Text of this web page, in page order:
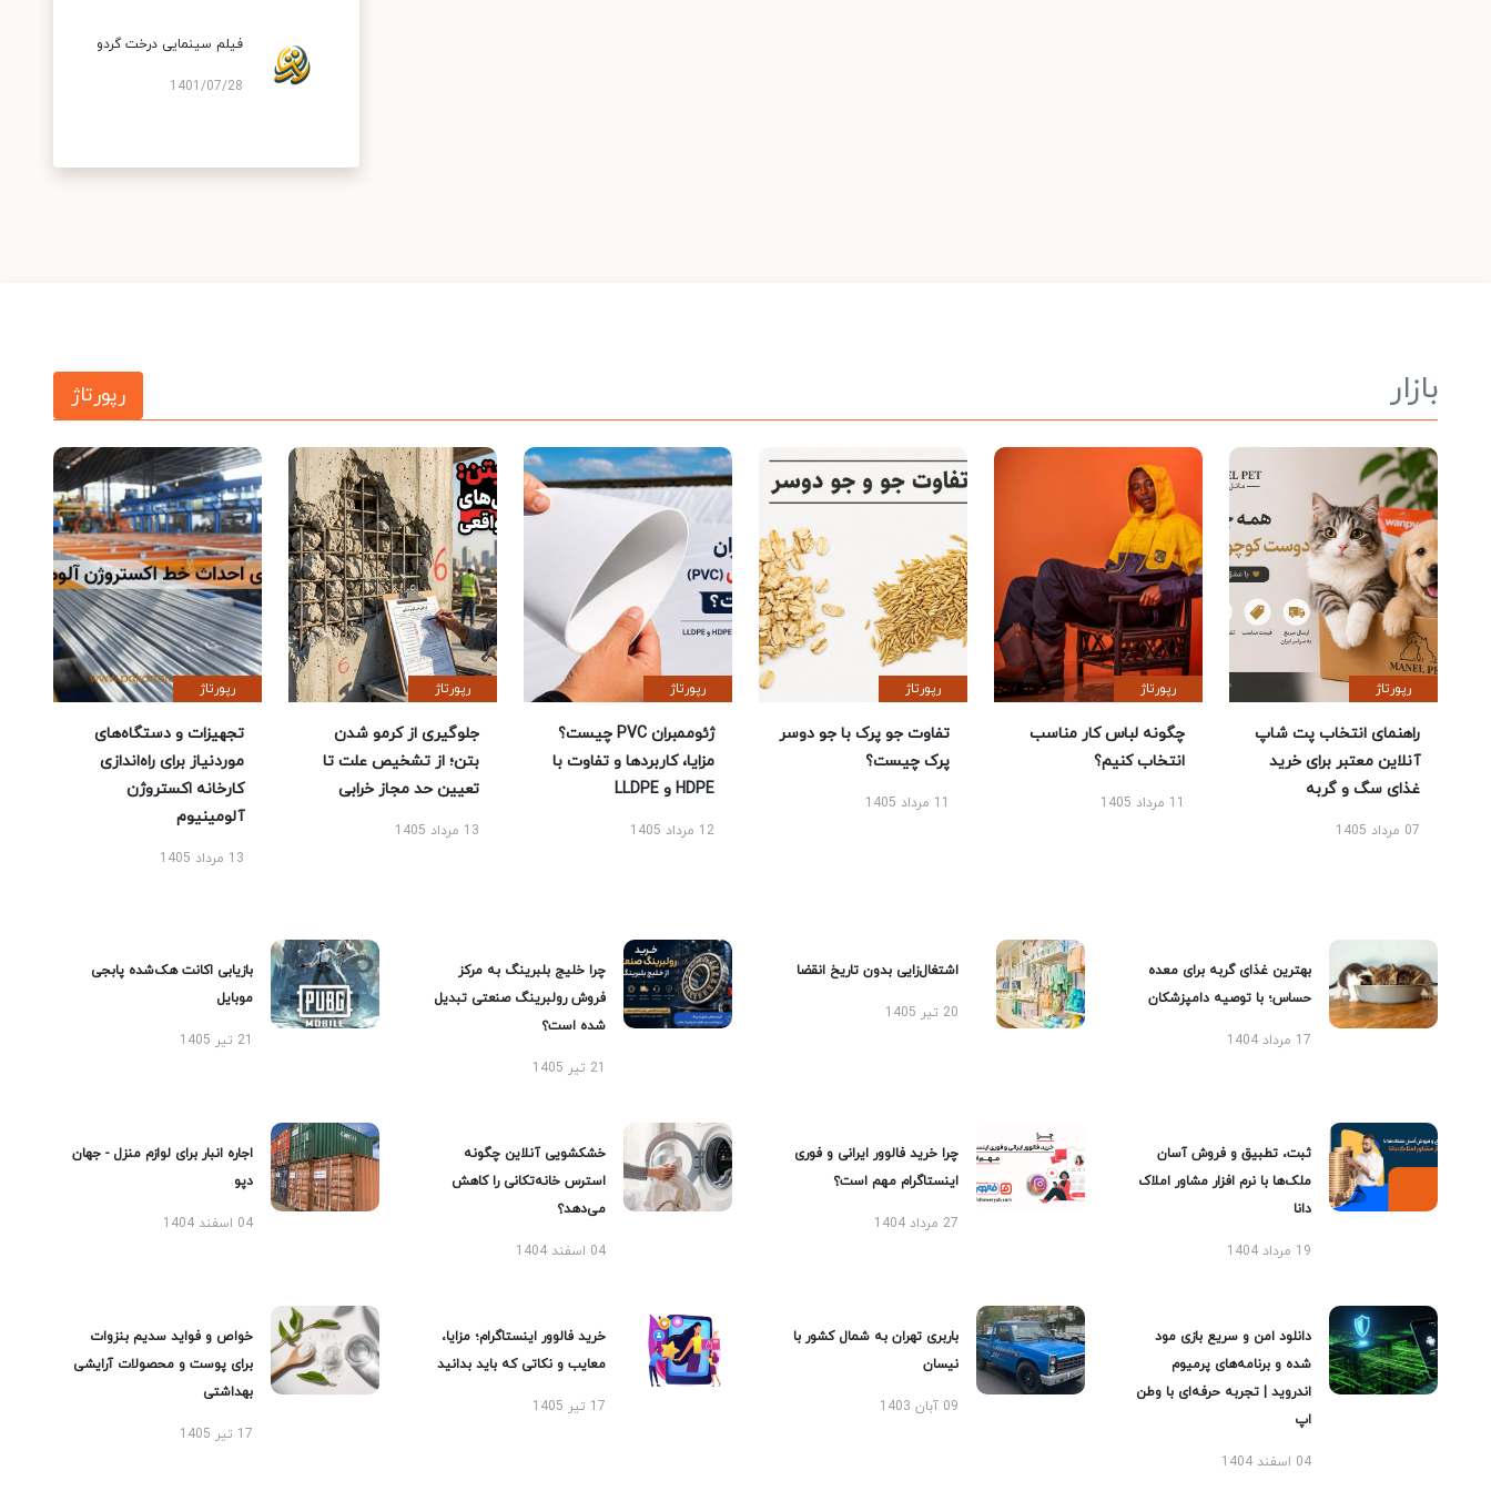
فیلم سینمایی درخت گردو
1401/07/28
بازار رپورتاژ
رپورتاژ
راهنمای انتخاب پت شاپ
آنلاین معتبر برای خرید
غذای سگ و گربه
07 مرداد 1405
رپورتاژ
چگونه لباس کار مناسب
انتخاب کنیم؟
11 مرداد 1405
رپورتاژ
تفاوت جو پرک با جو دوسر
پرک چیست؟
11 مرداد 1405
رپورتاژ
ژئوممبران PVC چیست؟
مزایا، کاربردها و تفاوت با
HDPE و LLDPE
12 مرداد 1405
رپورتاژ
جلوگیری از کرمو شدن
بتن؛ از تشخیص علت تا
تعیین حد مجاز خرابی
13 مرداد 1405
رپورتاژ
تجهیزات و دستگاه‌های
موردنیاز برای راه‌اندازی
کارخانه اکستروژن
آلومینیوم
13 مرداد 1405
بهترین غذای گربه برای معده
حساس؛ با توصیه دامپزشکان
17 مرداد 1404
اشتغال‌زایی بدون تاریخ انقضا
20 تیر 1405
چرا خلیج بلبرینگ به مرکز
فروش رولبرینگ صنعتی تبدیل
شده است؟
21 تیر 1405
بازیابی اکانت هک‌شده پابجی
موبایل
21 تیر 1405
ثبت، تطبیق و فروش آسان
ملک‌ها با نرم افزار مشاور املاک
دانا
19 مرداد 1404
چرا خرید فالوور ایرانی و فوری
اینستاگرام مهم است؟
27 مرداد 1404
خشکشویی آنلاین چگونه
استرس خانه‌تکانی را کاهش
می‌دهد؟
04 اسفند 1404
اجاره انبار برای لوازم منزل - جهان
دپو
04 اسفند 1404
دانلود امن و سریع بازی مود
شده و برنامه‌های پرمیوم
اندروید | تجربه حرفه‌ای با وطن
اپ
04 اسفند 1404
باربری تهران به شمال کشور با
نیسان
09 آبان 1403
خرید فالوور اینستاگرام؛ مزایا،
معایب و نکاتی که باید بدانید
17 تیر 1405
خواص و فواید سدیم بنزوات
برای پوست و محصولات آرایشی
بهداشتی
17 تیر 1405